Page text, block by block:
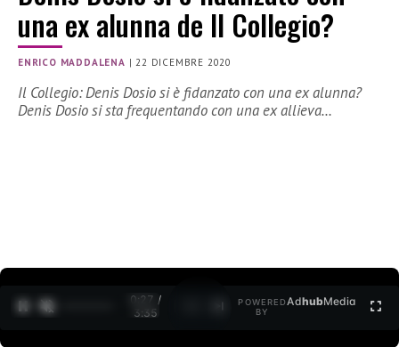
una ex alunna de Il Collegio?
ENRICO MADDALENA |22 DICEMBRE 2020
Il Collegio: Denis Dosio si è fidanzato con una ex alunna?
Denis Dosio si sta frequentando con una ex allieva…
0:28 /
3:35
POWERED
BY
AdhubMedia